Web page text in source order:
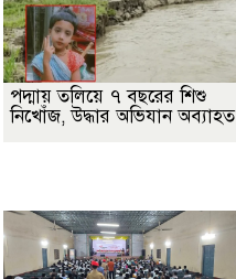
পদ্মায় তলিয়ে ৭ বছরের শিশু
নিখোঁজ, উদ্ধার অভিযান অব্যাহত